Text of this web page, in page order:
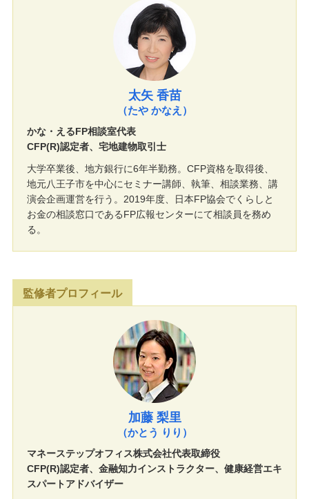
太矢 香苗
（たや かなえ）
かな・えるFP相談室代表
CFP(R)認定者、宅地建物取引士
大学卒業後、地方銀行に6年半勤務。CFP資格を取得後、
地元八王子市を中心にセミナー講師、執筆、相談業務、講
演会企画運営を行う。2019年度、日本FP協会でくらしと
お金の相談窓口であるFP広報センターにて相談員を務め
る。
監修者プロフィール
加藤 梨里
（かとう りり）
マネーステップオフィス株式会社代表取締役
CFP(R)認定者、金融知力インストラクター、健康経営エキ
スパートアドバイザー